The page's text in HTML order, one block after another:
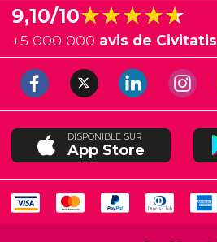
9,10/10★★★★★
★★★★★
+5 000 000 avis de Civitatis
DISPONIBLE SUR
App Store